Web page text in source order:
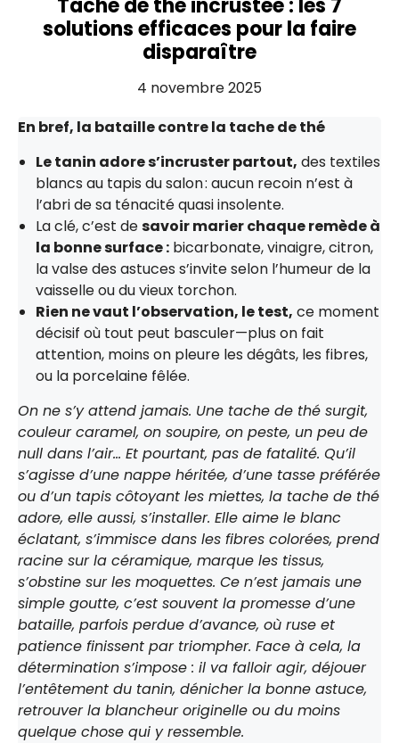
solutions efficaces pour la faire
disparaître
4 novembre 2025
En bref, la bataille contre la tache de thé
Le tanin adore s’incruster partout, des textiles
blancs au tapis du salon : aucun recoin n’est à
l’abri de sa ténacité quasi insolente.
La clé, c’est desavoir marier chaque remède à
la bonne surface : bicarbonate, vinaigre, citron,
la valse des astuces s’invite selon l’humeur de la
vaisselle ou du vieux torchon.
Rien ne vaut l’observation, le test, ce moment
décisif où tout peut basculer—plus on fait
attention, moins on pleure les dégâts, les fibres,
ou la porcelaine fêlée.
On ne s’y attend jamais. Une tache de thé surgit,
couleur caramel, on soupire, on peste, un peu de
null dans l’air… Et pourtant, pas de fatalité. Qu’il
s’agisse d’une nappe héritée, d’une tasse préférée
ou d’un tapis côtoyant les miettes, la tache de thé
adore, elle aussi, s’installer. Elle aime le blanc
éclatant, s’immisce dans les fibres colorées, prend
racine sur la céramique, marque les tissus,
s’obstine sur les moquettes. Ce n’est jamais une
simple goutte, c’est souvent la promesse d’une
bataille, parfois perdue d’avance, où ruse et
patience finissent par triompher. Face à cela, la
détermination s’impose : il va falloir agir, déjouer
l’entêtement du tanin, dénicher la bonne astuce,
retrouver la blancheur originelle ou du moins
quelque chose qui y ressemble.